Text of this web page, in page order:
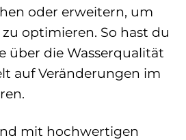
oder erweitern, um
optimieren. So hast du
über die Wasserqualität
auf Veränderungen im
mit hochwertigen